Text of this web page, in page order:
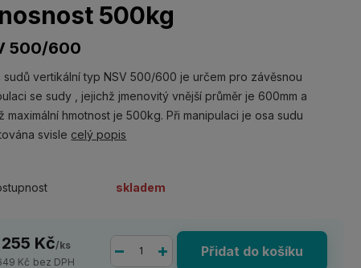
500kg
500/600
sudů vertikální typ NSV 500/600 je určem pro závěsnou
se sudy , jejichž jmenovitý vnější průměr je 600mm a
maximální hmotnost je 500kg. Při manipulaci je osa sudu
svisle celý popis
skladem
Kč/ks
Kč bez DPH
Přidat do košíku